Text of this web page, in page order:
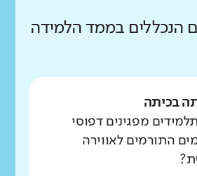
הנכללים בממד הלמידה
בכיתה
מפגינים דפוסי
התורמים לאווירה